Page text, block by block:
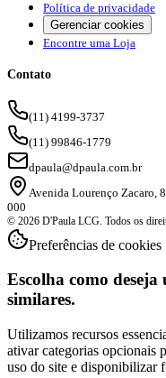
Política de privacidade
Gerenciar cookies
Encontre uma Loja
Contato
(11) 4199-3737
(11) 99846-1779
dpaula@dpaula.com.br
Avenida Lourenço Zacaro,
000
© 2026 D'Paula LCG. Todos os
Preferências de cookies
Escolha como deseja
similares.
Utilizamos recursos
ativar categorias opcionais
uso do site e disponibilizar